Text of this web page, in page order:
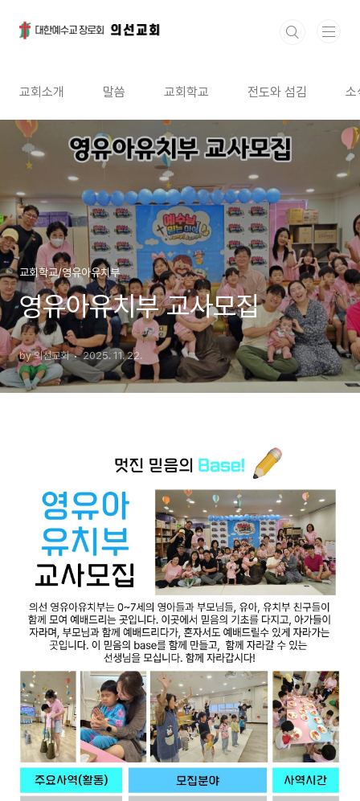
교회소개 말씀 교회학교 전도와 섬김 소
교회학교/영유아유치부
영유아유치부 교사모집
by 의선교회 2025. 11. 22.